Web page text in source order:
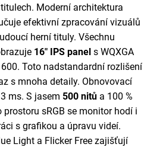
Moderní architektura
efektivní zpracování vizuálů
herní tituly. Všechnu
16" IPS panel s WQXGA
Toto nadstandardní rozlišení
s mnoha detaily. Obnovovací
ms. S jasem 500 nitů a 100 %
prostoru sRGB se monitor hodí i
s grafikou a úpravu videí.
Light a Flicker Free zajišťují